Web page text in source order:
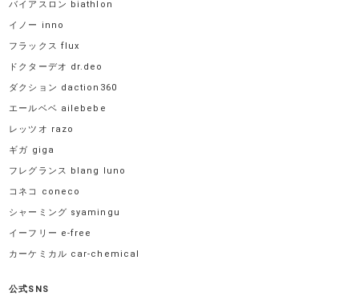
バイアスロン biathlon
イノー inno
フラックス flux
ドクターデオ dr.deo
ダクション daction360
エールベベ ailebebe
レッツオ razo
ギガ giga
フレグランス blang luno
コネコ coneco
シャーミング syamingu
イーフリー e-free
カーケミカル car-chemical
公式SNS